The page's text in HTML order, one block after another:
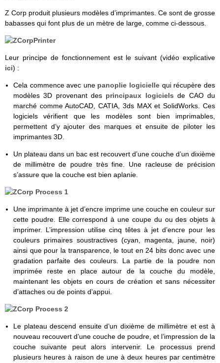
Z Corp produit plusieurs modèles d’imprimantes. Ce sont de grosse
babasses qui font plus de un mètre de large, comme ci-dessous.
Leur principe de fonctionnement est le suivant (vidéo explicative
ici) :
Cela commence avec une panoplie logicielle qui récupère des
modèles 3D provenant des principaux logiciels de CAO du
marché comme AutoCAD, CATIA, 3ds MAX et SolidWorks. Ces
logiciels vérifient que les modèles sont bien imprimables,
permettent d’y ajouter des marques et ensuite de piloter les
imprimantes 3D.
Un plateau dans un bac est recouvert d’une couche d’un dixième
de millimètre de poudre très fine. Une racleuse de précision
s’assure que la couche est bien aplanie.
Une imprimante à jet d’encre imprime une couche en couleur sur
cette poudre. Elle correspond à une coupe du ou des objets à
imprimer. L’impression utilise cinq têtes à jet d’encre pour les
couleurs primaires soustractives (cyan, magenta, jaune, noir)
ainsi que pour la transparence, le tout en 24 bits donc avec une
gradation parfaite des couleurs. La partie de la poudre non
imprimée reste en place autour de la couche du modèle,
maintenant les objets en cours de création et sans nécessiter
d’attaches ou de points d’appui.
Le plateau descend ensuite d’un dixième de millimètre et est à
nouveau recouvert d’une couche de poudre, et l’impression de la
couche suivante peut alors intervenir. Le processus prend
plusieurs heures à raison de une à deux heures par centimètre